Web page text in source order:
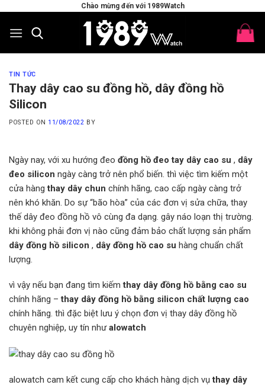
content
Chào mừng đến với 1989Watch
TIN TỨC
Thay dây cao su đồng hồ, dây đồng hồ
Silicon
POSTED ON 11/08/2022 BY
Ngày nay, với xu hướng đeo đồng hồ đeo tay dây cao su , dây
đeo silicon ngày càng trở nên phổ biến. thì việc tìm kiếm một
cửa hàngthay dây chun chính hãng, cao cấp ngày càng trở
nên khó khăn. Do sự “bão hòa” của các đơn vị sửa chữa, thay
thế dây đeo đồng hồ vô cùng đa dạng. gây náo loạn thị trường.
khi không phải đơn vị nào cũng đảm bảo chất lượng sản phẩm
dây đồng hồ silicon , dây đồng hồ cao su hàng chuẩn chất
lượng.
vì vậy nếu bạn đang tìm kiếmthay dây đồng hồ bằng cao su
chính hãng –thay dây đồng hồ bằng silicon chất lượng cao
chính hãng. thì đặc biệt lưu ý chọn đơn vị thay dây đồng hồ
chuyên nghiệp, uy tín nhưalowatch
alowatch cam kết cung cấp cho khách hàng dịch vụthay dây